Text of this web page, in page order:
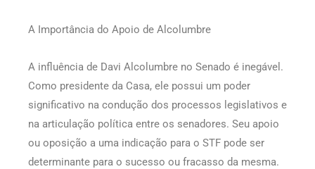
A Importância do Apoio de Alcolumbre
A influência de Davi Alcolumbre no Senado é inegável.
Como presidente da Casa, ele possui um poder
significativo na condução dos processos legislativos e
na articulação política entre os senadores. Seu apoio
ou oposição a uma indicação para o STF pode ser
determinante para o sucesso ou fracasso da mesma.